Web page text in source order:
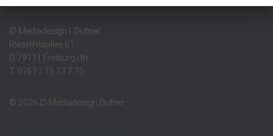
ID Mediadesign I. Dufner
Rieselfeldallee 61
D-79111 Freiburg i.Br.
T. 0761 / 15 13 7 15
© 2026 ID Mediadesign Dufner